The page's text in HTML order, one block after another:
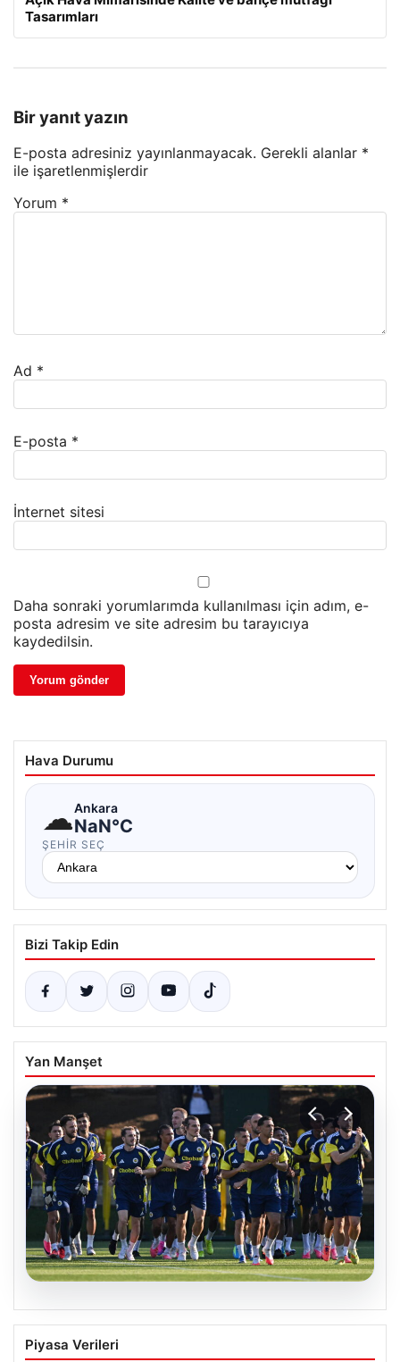
Tasarımları
Bir yanıt yazın
E-posta adresiniz yayınlanmayacak. Gerekli alanlar *
ile işaretlenmişlerdir
Yorum *
Ad *
E-posta *
İnternet sitesi
Daha sonraki yorumlarımda kullanılması için adım, e-
posta adresim ve site adresim bu tarayıcıya
kaydedilsin.
Hava Durumu
☁Ankara
NaN°C
ŞEHIR SEÇ
Bizi Takip Edin
Yan Manşet
Fenerbahçe’nin Avrupa Kadrosunda
Sturm Graz Maçı Öncesi Kritik
Piyasa Verileri